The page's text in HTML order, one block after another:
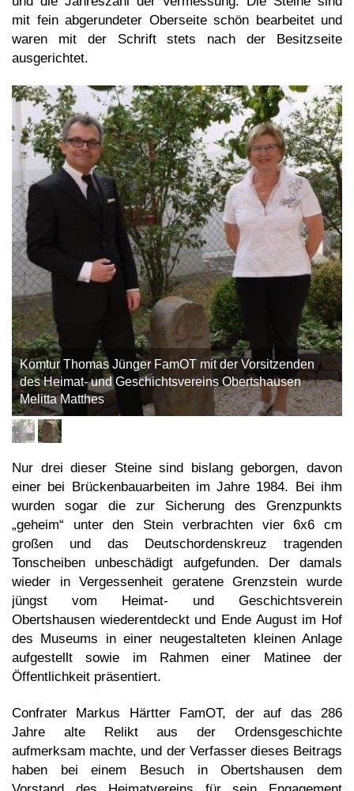
mit fein abgerundeter Oberseite schön bearbeitet und
waren mit der Schrift stets nach der Besitzseite
ausgerichtet.
Komtur Thomas Jünger FamOT mit der Vorsitzenden
des Heimat- und Geschichtsvereins Obertshausen
Melitta Matthes
Nur drei dieser Steine sind bislang geborgen, davon
einer bei Brückenbauarbeiten im Jahre 1984. Bei ihm
wurden sogar die zur Sicherung des Grenzpunkts
„geheim“ unter den Stein verbrachten vier 6x6 cm
großen und das Deutschordenskreuz tragenden
Tonscheiben unbeschädigt aufgefunden. Der damals
wieder in Vergessenheit geratene Grenzstein wurde
jüngst vom Heimat- und Geschichtsverein
Obertshausen wiederentdeckt und Ende August im Hof
des Museums in einer neugestalteten kleinen Anlage
aufgestellt sowie im Rahmen einer Matinee der
Öffentlichkeit präsentiert.
Confrater Markus Härtter FamOT, der auf das 286
Jahre alte Relikt aus der Ordensgeschichte
aufmerksam machte, und der Verfasser dieses Beitrags
haben bei einem Besuch in Obertshausen dem